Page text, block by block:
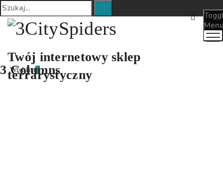
Twój internetowy sklep
terrarystyczny
Wishlist0
3 Columns